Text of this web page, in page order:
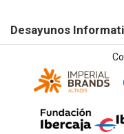
Desayunos